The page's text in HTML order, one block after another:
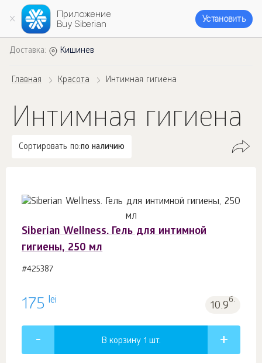
Приложение
Buy Siberian
Установить
Доставка: Кишинев
Главная Красота Интимная гигиена
Интимная гигиена
Сортировать по:по наличию
Siberian Wellness. Гель для интимной
гигиены, 250 мл
#425387
175 lei 10.9б.
В корзину 1 шт.